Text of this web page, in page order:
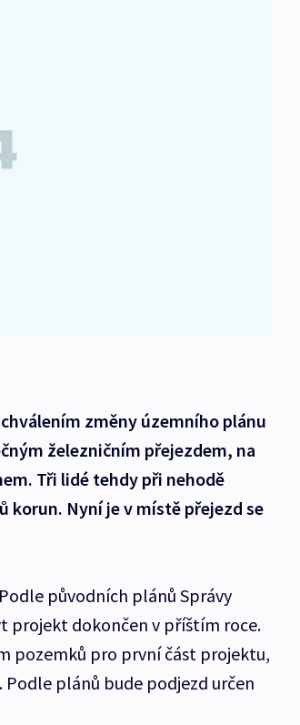
změny územního plánu
železničním přejezdem, na
Tři lidé tehdy při nehodě
korun. Nyní je v místě přejezd se
původních plánů Správy
projekt dokončen v příštím roce.
pozemků pro první část projektu,
plánů bude podjezd určen